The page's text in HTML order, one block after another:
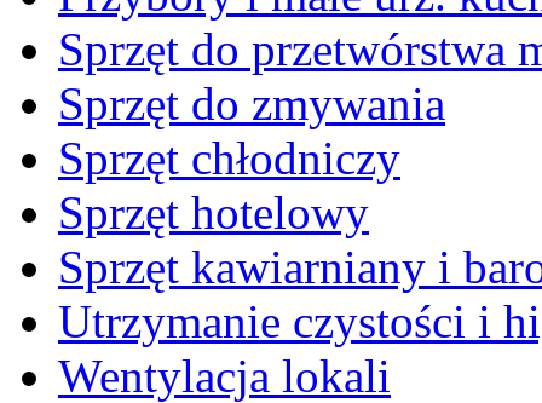
Sprzęt do przetwórstwa
Sprzęt do zmywania
Sprzęt chłodniczy
Sprzęt hotelowy
Sprzęt kawiarniany i
Utrzymanie czystości i
Wentylacja lokali